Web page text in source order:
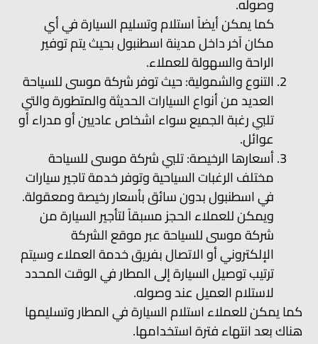
وصوله.
كما يمكن أيضاً استلام وتسليم السيارة في أي
مكان آخر داخل مدينة اسطنبول بحيث يتم توفير
الراحة والسهولة للعملاء.
التنوع والشمولية: حيث توفر شركة موسى للسياحة
العديد من أنواع السيارات الحديثة والمتطورة والتي
تلبي رغبة الجميع سواء اشخاص عاديين أو مدراء أو
عوائل.
أسعارها الرخيصة: تلبي شركة موسى للسياحة
مختلف الرغبات السياحية وتوفر خدمة تاجير سيارات
في اسطنبول بدون سائق بأسعار رخيصة ومعقولة.
ويمكن للعملاء الحجز مسبقاً لتأجير السيارة من
شركة موسى للسياحة عبر موقع الشركة
الإلكتروني أو الاتصال بفريق خدمة العملاء وسيتم
ترتيب توصيل السيارة إلى المطار في الوقت المحدد
لاستلام العميل عند وصوله.
كما يمكن للعملاء استلام السيارة في المطار وتسليمها
هناك بعد انتهاء فترة استخدامها.